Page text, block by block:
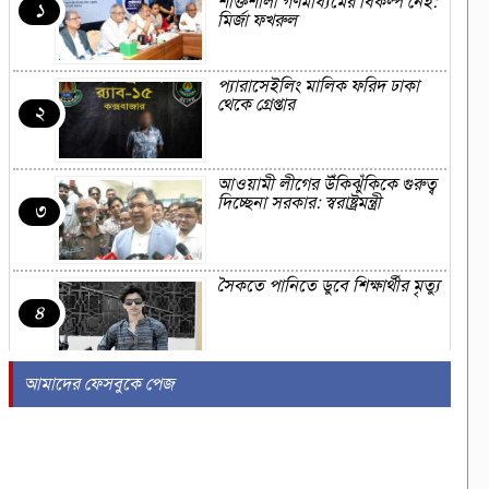
১
মির্জা ফখরুল
২
প্যারাসেইলিং মালিক ফরিদ ঢাকা
থেকে গ্রেপ্তার
৩
আওয়ামী লীগের উঁকিঝুঁকিকে গুরুত্ব
দিচ্ছেনা সরকার: স্বরাষ্ট্রমন্ত্রী
৪
সৈকতে পানিতে ডুবে শিক্ষার্থীর মৃত্যু
আমাদের ফেসবুকে পেজ